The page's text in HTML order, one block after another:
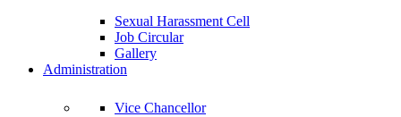
Sexual Harassment Cell
Job Circular
Gallery
Administration
Vice Chancellor